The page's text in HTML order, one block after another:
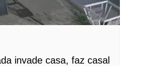
invade casa, faz casal